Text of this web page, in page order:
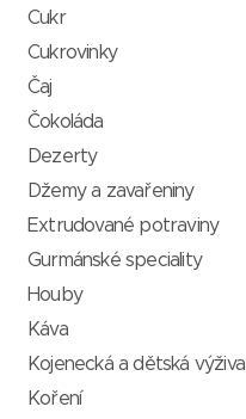
Cukr
Cukrovinky
Čaj
Čokoláda
Dezerty
Džemy a zavařeniny
Extrudované potraviny
Gurmánské speciality
Houby
Káva
Kojenecká a dětská výživa
Koření